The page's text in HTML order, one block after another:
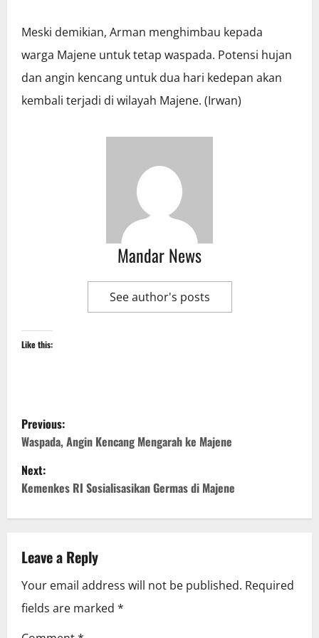
Meski demikian, Arman menghimbau kepada
warga Majene untuk tetap waspada. Potensi hujan
dan angin kencang untuk dua hari kedepan akan
kembali terjadi di wilayah Majene. (Irwan)
Mandar News
See author's posts
Like this:
P
o
s
a
v
i
Previous:
Waspada, Angin Kencang Mengarah ke Majene
Next:
Kemenkes RI Sosialisasikan Germas di Majene
Leave a Reply
Your email address will not be published. Required
fields are marked *